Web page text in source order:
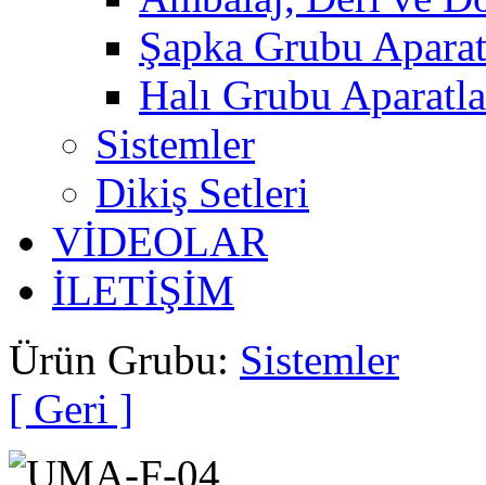
Şapka Grubu
Halı Grubu
Sistemler
Dikiş Setleri
VİDEOLAR
İLETİŞİM
Ürün Grubu: Sistemler
[ Geri ]